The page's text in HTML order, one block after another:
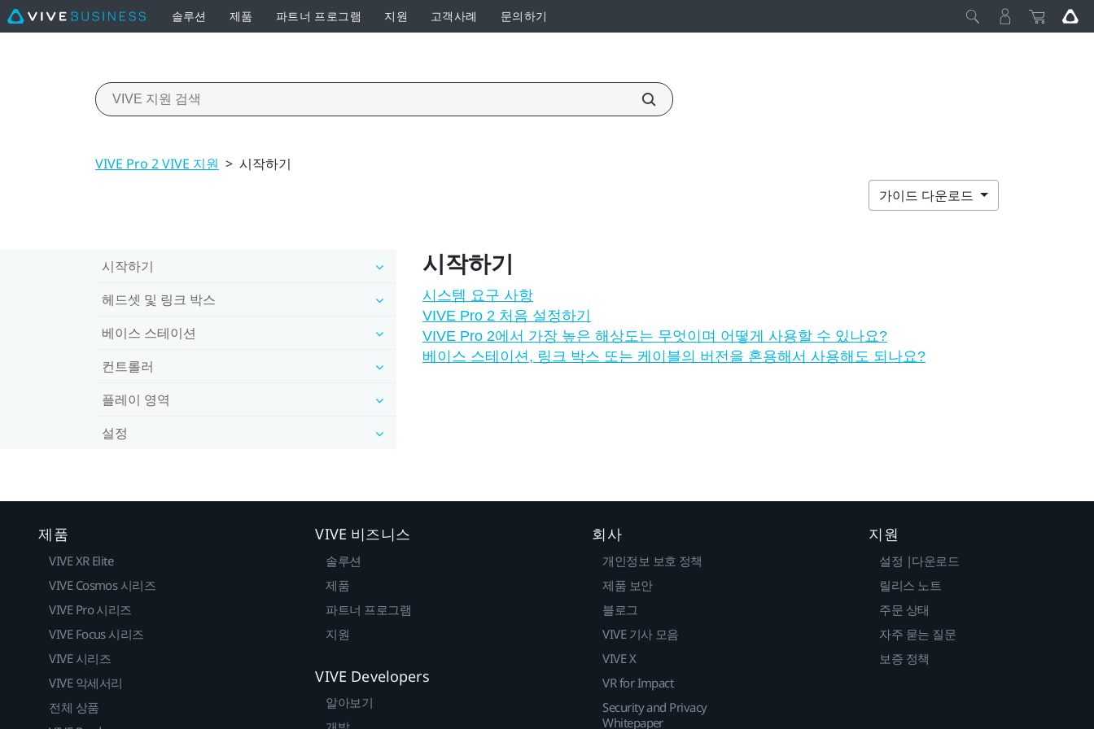
솔루션 제품 파트너 프로그램 지원 고객사례 문의하기
VIVE Pro 2 VIVE 지원 > 시작하기
가이드 다운로드
시작하기
헤드셋 및 링크 박스
베이스 스테이션
컨트롤러
플레이 영역
설정
시작하기
시스템 요구 사항
VIVE Pro 2 처음 설정하기
VIVE Pro 2에서 가장 높은 해상도는 무엇이며 어떻게 사용할 수 있나요?
베이스 스테이션, 링크 박스 또는 케이블의 버전을 혼용해서 사용해도 되나요?
제품
VIVE XR Elite
VIVE Cosmos 시리즈
VIVE Pro 시리즈
VIVE Focus 시리즈
VIVE 시리즈
VIVE 악세서리
전체 상품
VIVE 비즈니스
솔루션
제품
파트너 프로그램
지원
VIVE Developers
알아보기
회사
개인정보 보호 정책
제품 보안
블로그
VIVE 기사 모음
VIVE X
VR for Impact
Security and Privacy
Whitepaper
지원
설정 |다운로드
릴리스 노트
주문 상태
자주 묻는 질문
보증 정책